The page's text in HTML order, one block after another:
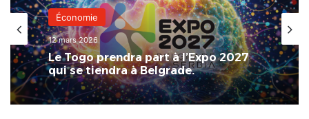
Économie
12 mars 2026
Le Togo prendra part à l’Expo 2027
qui se tiendra à Belgrade.